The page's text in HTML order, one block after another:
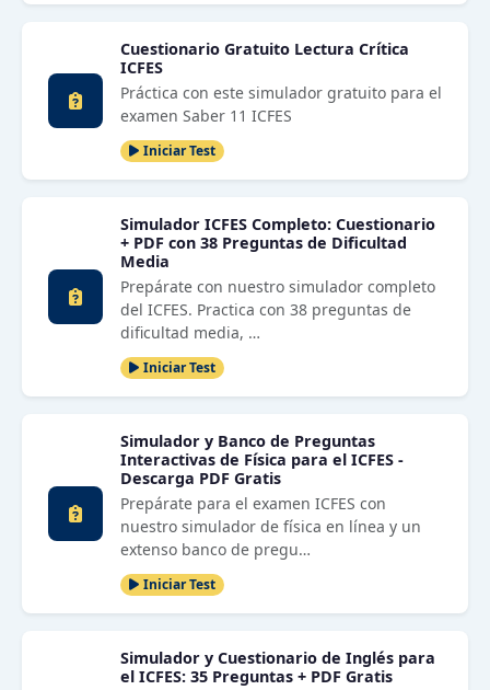
Cuestionario Gratuito Lectura Crítica
ICFES
Práctica con este simulador gratuito para el
examen Saber 11 ICFES
Iniciar Test
Simulador ICFES Completo: Cuestionario
+ PDF con 38 Preguntas de Dificultad
Media
Prepárate con nuestro simulador completo
del ICFES. Practica con 38 preguntas de
dificultad media, …
Iniciar Test
Simulador y Banco de Preguntas
Interactivas de Física para el ICFES -
Descarga PDF Gratis
Prepárate para el examen ICFES con
nuestro simulador de física en línea y un
extenso banco de pregu…
Iniciar Test
Simulador y Cuestionario de Inglés para
el ICFES: 35 Preguntas + PDF Gratis